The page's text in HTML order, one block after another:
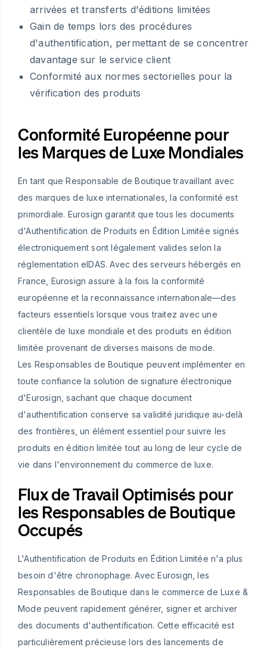
arrivées et transferts d'éditions limitées
Gain de temps lors des procédures
d'authentification, permettant de se concentrer
davantage sur le service client
Conformité aux normes sectorielles pour la
vérification des produits
Conformité Européenne pour
les Marques de Luxe Mondiales
En tant que Responsable de Boutique travaillant avec
des marques de luxe internationales, la conformité est
primordiale. Eurosign garantit que tous les documents
d'Authentification de Produits en Édition Limitée signés
électroniquement sont légalement valides selon la
réglementation eIDAS. Avec des serveurs hébergés en
France, Eurosign assure à la fois la conformité
européenne et la reconnaissance internationale—des
facteurs essentiels lorsque vous traitez avec une
clientèle de luxe mondiale et des produits en édition
limitée provenant de diverses maisons de mode.
Les Responsables de Boutique peuvent implémenter en
toute confiance la solution de signature électronique
d'Eurosign, sachant que chaque document
d'authentification conserve sa validité juridique au-delà
des frontières, un élément essentiel pour suivre les
produits en édition limitée tout au long de leur cycle de
vie dans l'environnement du commerce de luxe.
Flux de Travail Optimisés pour
les Responsables de Boutique
Occupés
L'Authentification de Produits en Édition Limitée n'a plus
besoin d'être chronophage. Avec Eurosign, les
Responsables de Boutique dans le commerce de Luxe &
Mode peuvent rapidement générer, signer et archiver
des documents d'authentification. Cette efficacité est
particulièrement précieuse lors des lancements de